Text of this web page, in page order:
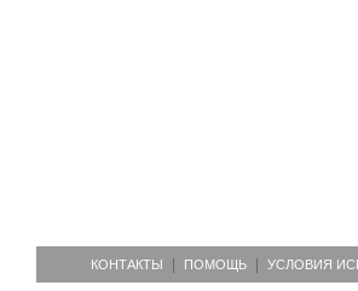
КОНТАКТЫ ПОМОЩЬ УСЛОВИЯ